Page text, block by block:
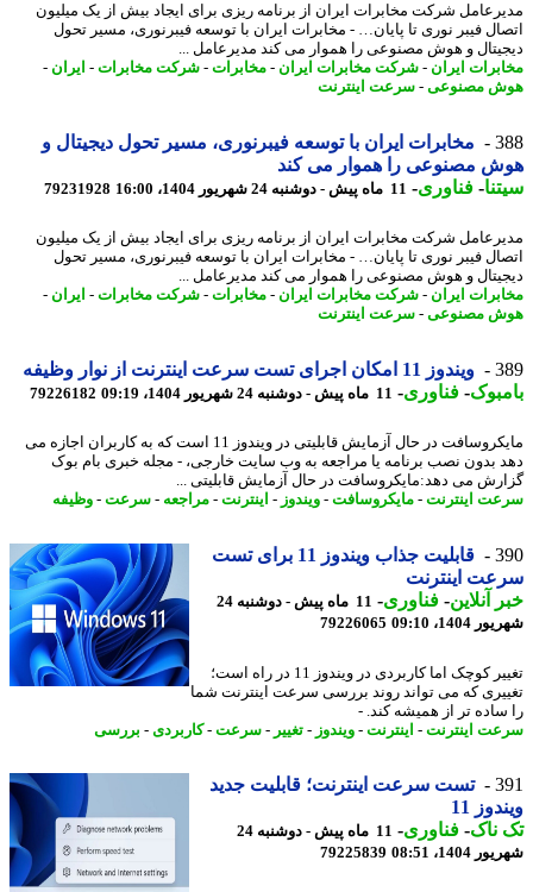
شرکت مخابرات ایران از برنامه ریزی برای ایجاد بیش از یک میلیون
فیبر نوری تا پایان… - مخابرات ایران با توسعه فیبرنوری، مسیر تحول
و هوش مصنوعی را هموار می کند مدیرعامل ...
ایران - شرکت مخابرات ایران - مخابرات- شرکت مخابرات- ایران -
مصنوعی-سرعت اینترنت
مخابرات ایران با توسعه فیبرنوری، مسیر تحول دیجیتال و
مصنوعی را هموار می کند
-فناوری- 11 ماه پیش - دوشنبه 24 شهریور 1404، 16:00 79231928
شرکت مخابرات ایران از برنامه ریزی برای ایجاد بیش از یک میلیون
فیبر نوری تا پایان… - مخابرات ایران با توسعه فیبرنوری، مسیر تحول
و هوش مصنوعی را هموار می کند مدیرعامل ...
ایران - شرکت مخابرات ایران - مخابرات- شرکت مخابرات- ایران -
مصنوعی-سرعت اینترنت
ویندوز 11 امکان اجرای تست سرعت اینترنت از نوار وظیفه
-فناوری- 11 ماه پیش - دوشنبه 24 شهریور 1404، 09:19 79226182
مایکروسافت در حال آزمایش قابلیتی در ویندوز 11 است که به کاربران اجازه می
بدون نصب برنامه یا مراجعه به وب سایت خارجی، - مجله خبری بام بوک
می دهد:مایکروسافت در حال آزمایش قابلیتی ...
اینترنت-مایکروسافت-ویندوز-اینترنت-مراجعه -سرعت -وظیفه
قابلیت جذاب ویندوز 11 برای تست
اینترنت
آنلاین-فناوری-
11 ماه پیش - دوشنبه 24
09:10
79226065
تغییر کوچک اما کاربردی در ویندوز 11 در راه است؛
که می تواند روند بررسی سرعت اینترنت شما
تر از همیشه کند. -
اینترنت-اینترنت-ویندوز-تغییر-سرعت -کاربردی-بررسی
تست سرعت اینترنت؛ قابلیت جدید
11
-فناوری-
11 ماه پیش - دوشنبه 24
08:51
79225839